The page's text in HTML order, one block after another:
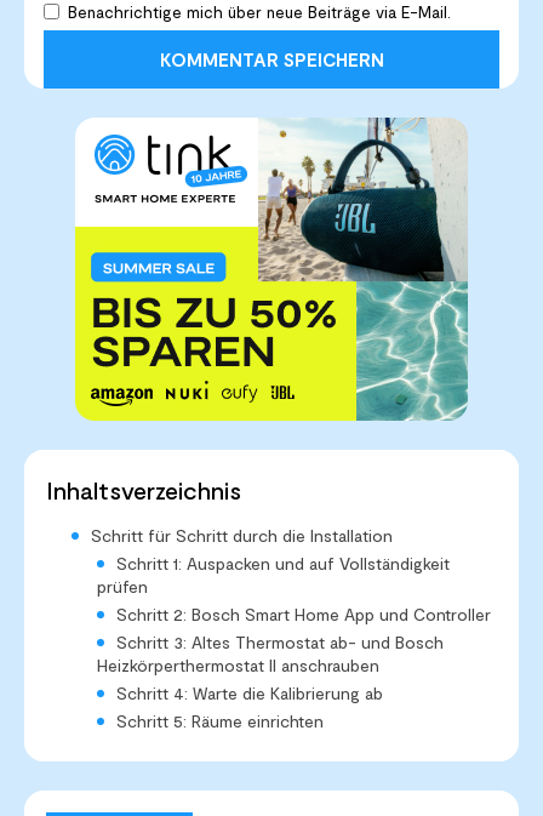
Benachrichtige mich über neue Beiträge via E-Mail.
Inhaltsverzeichnis
Schritt für Schritt durch die Installation
Schritt 1: Auspacken und auf Vollständigkeit
prüfen
Schritt 2: Bosch Smart Home App und Controller
Schritt 3: Altes Thermostat ab- und Bosch
Heizkörperthermostat II anschrauben
Schritt 4: Warte die Kalibrierung ab
Schritt 5: Räume einrichten